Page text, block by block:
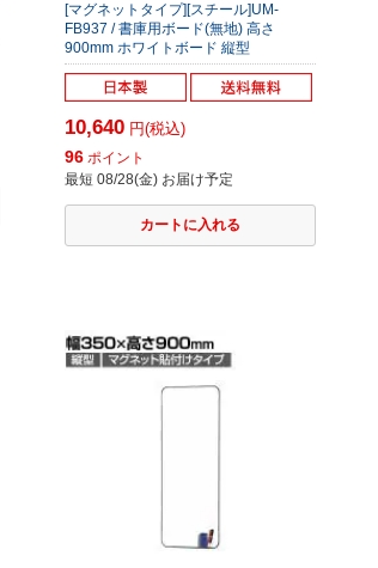
[マグネットタイプ][スチール]UM-
FB937 / 書庫用ボード(無地) 高さ
900mm ホワイトボード 縦型
10,640円(税込)
96 ポイント
最短 08/28(金) お届け予定